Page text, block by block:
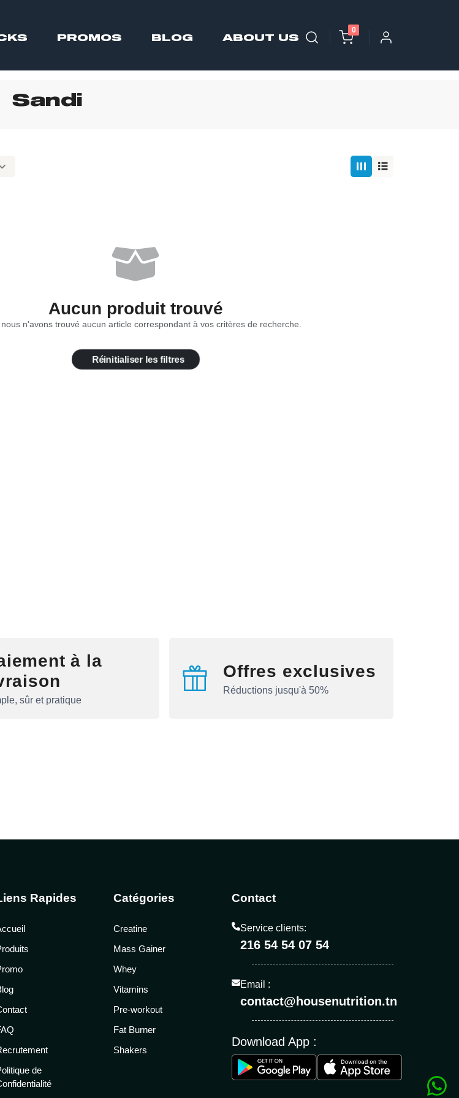
PROMOS BLOG ABOUT US
0
Sandi
Aucun produit trouvé
n'avons trouvé aucun article correspondant à vos critères de recherche.
Réinitialiser les filtres
à la
sûr et pratique
Offres exclusives
Réductions jusqu'à 50%
Rapides
de
Catégories
Creatine
Mass Gainer
Whey
Vitamins
Pre-workout
Fat Burner
Shakers
Contact
Service clients:
216 54 54 07 54
Email :
contact@housenutrition.tn
Download App :